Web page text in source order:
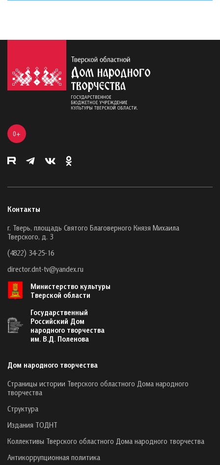
0+
Контакты
г. Тверь, площадь Святого Благоверного Князя Михаила
Тверского, д. 3
(4822) 34-25-16
director.dnt-tv@yandex.ru
Министерство культуры
Тверской области
Государственный
Российский Дом
народного творчества
им. В.Д. Поленова
Дом народного творчества
Страницы истории Тверского областного Дома народного
творчества
Структура
Издания ТОДНТ
Коллективы Тверского областного Дома народного творчества
Антикоррупционная политика